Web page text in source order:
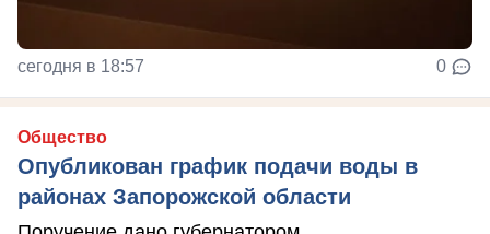
сегодня в 18:57 0
Общество
Опубликован график подачи воды в
районах Запорожской области